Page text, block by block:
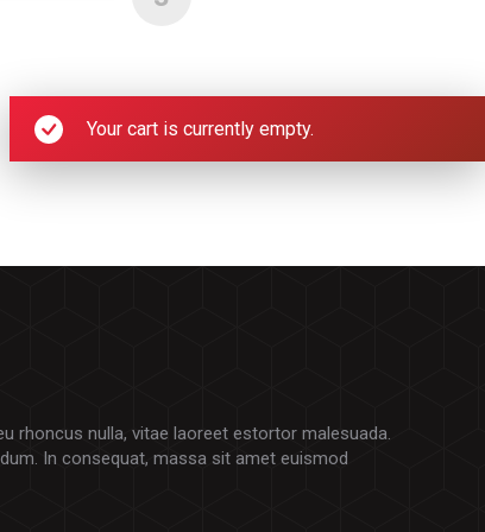
Your cart is currently empty.
rhoncus nulla, vitae laoreet estortor malesuada.
In consequat, massa sit amet euismod